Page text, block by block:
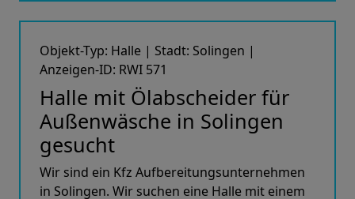
Objekt-Typ: Halle | Stadt: Solingen |
Anzeigen-ID: RWI 571
Halle mit Ölabscheider für
Außenwäsche in Solingen
gesucht
Wir sind ein Kfz Aufbereitungsunternehmen
in Solingen. Wir suchen eine Halle mit einem